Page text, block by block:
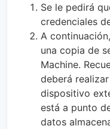
Se le pedirá
credenciales
A
una copia de
Machine.
deberá
dispositivo
está a punto
datos